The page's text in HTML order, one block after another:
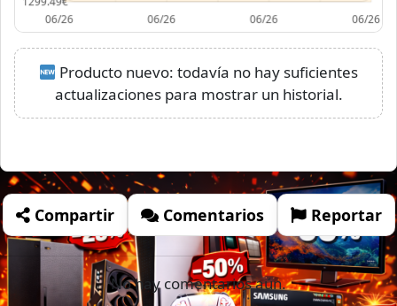
Producto nuevo: todavía no hay suficientes
actualizaciones para mostrar un historial.
Compartir Comentarios Reportar
No hay comentarios aún.